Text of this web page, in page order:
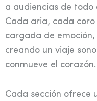
a audiencias de todo
Cada aria, cada
cargada de
creando un viaje
conmueve el corazón.
Cada sección ofrece